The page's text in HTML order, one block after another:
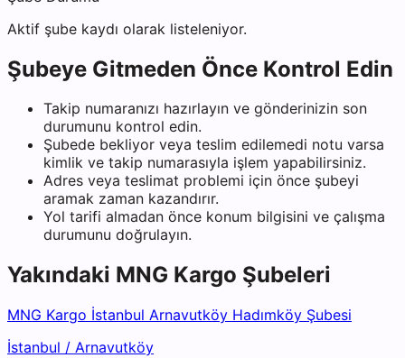
Aktif şube kaydı olarak listeleniyor.
Şubeye Gitmeden Önce Kontrol Edin
Takip numaranızı hazırlayın ve gönderinizin son
durumunu kontrol edin.
Şubede bekliyor veya teslim edilemedi notu varsa
kimlik ve takip numarasıyla işlem yapabilirsiniz.
Adres veya teslimat problemi için önce şubeyi
aramak zaman kazandırır.
Yol tarifi almadan önce konum bilgisini ve çalışma
durumunu doğrulayın.
Yakındaki MNG Kargo Şubeleri
MNG Kargo İstanbul Arnavutköy Hadımköy Şubesi
İstanbul / Arnavutköy